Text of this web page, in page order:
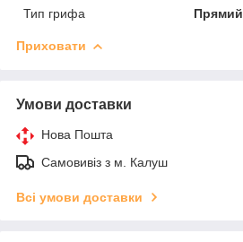
Тип грифа
Прямий
Приховати
Умови доставки
Нова Пошта
Самовивіз з м. Калуш
Всі умови доставки